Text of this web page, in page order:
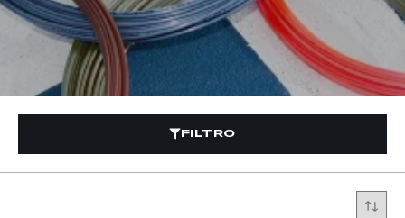
FILTRO